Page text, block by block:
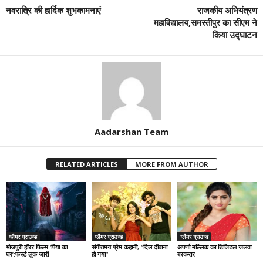
नवरात्रि की हार्दिक शुभकामनाएं
राजकीय अभियंत्रण
महाविद्यालय,समस्तीपुर का सीएम ने
किया उद्घाटन
Aadarshan Team
RELATED ARTICLES MORE FROM AUTHOR
ग्लैमर ग्राउन्ड
भोजपुरी हॉरर फिल्म ‘पिया का
घर’:फर्स्ट लुक जारी
ग्लैमर ग्राउन्ड
संगीतमय प्रेम कहानी, “दिल दीवाना
हो गया”
ग्लैमर ग्राउन्ड
अपर्णा मल्लिक का डिजिटल जलवा
बरकरार